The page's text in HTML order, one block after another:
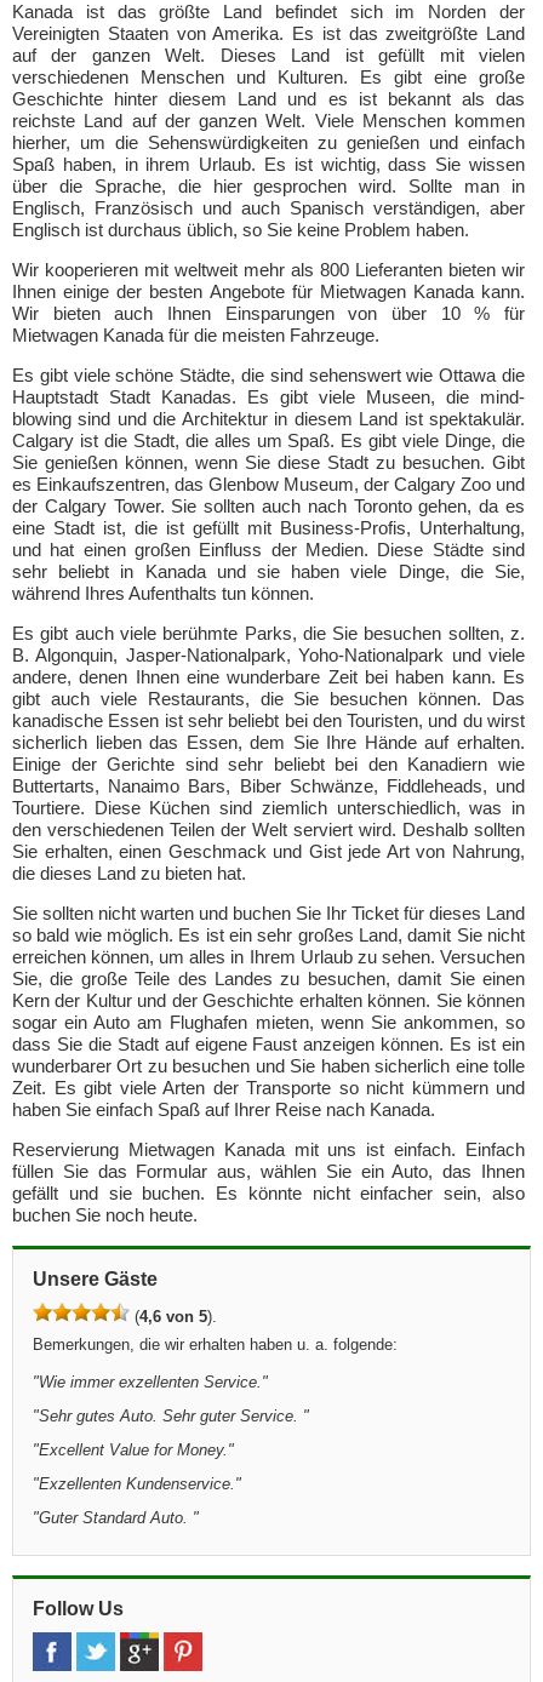
Kanada ist das größte Land befindet sich im Norden der
Vereinigten Staaten von Amerika. Es ist das zweitgrößte Land
auf der ganzen Welt. Dieses Land ist gefüllt mit vielen
verschiedenen Menschen und Kulturen. Es gibt eine große
Geschichte hinter diesem Land und es ist bekannt als das
reichste Land auf der ganzen Welt. Viele Menschen kommen
hierher, um die Sehenswürdigkeiten zu genießen und einfach
Spaß haben, in ihrem Urlaub. Es ist wichtig, dass Sie wissen
über die Sprache, die hier gesprochen wird. Sollte man in
Englisch, Französisch und auch Spanisch verständigen, aber
Englisch ist durchaus üblich, so Sie keine Problem haben.
Wir kooperieren mit weltweit mehr als 800 Lieferanten bieten wir
Ihnen einige der besten Angebote für Mietwagen Kanada kann.
Wir bieten auch Ihnen Einsparungen von über 10 % für
Mietwagen Kanada für die meisten Fahrzeuge.
Es gibt viele schöne Städte, die sind sehenswert wie Ottawa die
Hauptstadt Stadt Kanadas. Es gibt viele Museen, die mind-
blowing sind und die Architektur in diesem Land ist spektakulär.
Calgary ist die Stadt, die alles um Spaß. Es gibt viele Dinge, die
Sie genießen können, wenn Sie diese Stadt zu besuchen. Gibt
es Einkaufszentren, das Glenbow Museum, der Calgary Zoo und
der Calgary Tower. Sie sollten auch nach Toronto gehen, da es
eine Stadt ist, die ist gefüllt mit Business-Profis, Unterhaltung,
und hat einen großen Einfluss der Medien. Diese Städte sind
sehr beliebt in Kanada und sie haben viele Dinge, die Sie,
während Ihres Aufenthalts tun können.
Es gibt auch viele berühmte Parks, die Sie besuchen sollten, z.
B. Algonquin, Jasper-Nationalpark, Yoho-Nationalpark und viele
andere, denen Ihnen eine wunderbare Zeit bei haben kann. Es
gibt auch viele Restaurants, die Sie besuchen können. Das
kanadische Essen ist sehr beliebt bei den Touristen, und du wirst
sicherlich lieben das Essen, dem Sie Ihre Hände auf erhalten.
Einige der Gerichte sind sehr beliebt bei den Kanadiern wie
Buttertarts, Nanaimo Bars, Biber Schwänze, Fiddleheads, und
Tourtiere. Diese Küchen sind ziemlich unterschiedlich, was in
den verschiedenen Teilen der Welt serviert wird. Deshalb sollten
Sie erhalten, einen Geschmack und Gist jede Art von Nahrung,
die dieses Land zu bieten hat.
Sie sollten nicht warten und buchen Sie Ihr Ticket für dieses Land
so bald wie möglich. Es ist ein sehr großes Land, damit Sie nicht
erreichen können, um alles in Ihrem Urlaub zu sehen. Versuchen
Sie, die große Teile des Landes zu besuchen, damit Sie einen
Kern der Kultur und der Geschichte erhalten können. Sie können
sogar ein Auto am Flughafen mieten, wenn Sie ankommen, so
dass Sie die Stadt auf eigene Faust anzeigen können. Es ist ein
wunderbarer Ort zu besuchen und Sie haben sicherlich eine tolle
Zeit. Es gibt viele Arten der Transporte so nicht kümmern und
haben Sie einfach Spaß auf Ihrer Reise nach Kanada.
Reservierung Mietwagen Kanada mit uns ist einfach. Einfach
füllen Sie das Formular aus, wählen Sie ein Auto, das Ihnen
gefällt und sie buchen. Es könnte nicht einfacher sein, also
buchen Sie noch heute.
Unsere Gäste
(4,6 von 5).
Bemerkungen, die wir erhalten haben u. a. folgende:
"Wie immer exzellenten Service."
"Sehr gutes Auto. Sehr guter Service. "
"Excellent Value for Money."
"Exzellenten Kundenservice."
"Guter Standard Auto. "
Follow Us